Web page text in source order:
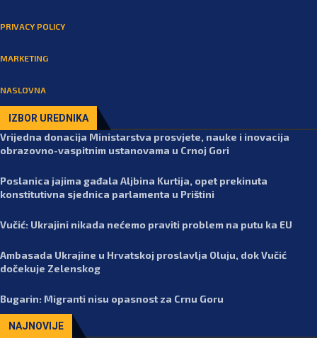
PRIVACY POLICY
MARKETING
NASLOVNA
IZBOR UREDNIKA
Vrijedna donacija Ministarstva prosvjete, nauke i inovacija
obrazovno-vaspitnim ustanovama u Crnoj Gori
Poslanica jajima gađala Aljbina Kurtija, opet prekinuta
konstitutivna sjednica parlamenta u Prištini
Vučić: Ukrajini nikada nećemo praviti problem na putu ka EU
Ambasada Ukrajine u Hrvatskoj proslavlja Oluju, dok Vučić
dočekuje Zelenskog
Bugarin: Migranti nisu opasnost za Crnu Goru
NAJNOVIJE